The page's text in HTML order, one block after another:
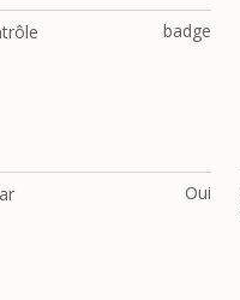
badge
Oui